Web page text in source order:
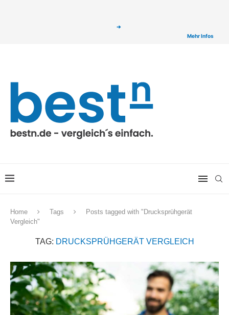
➔
Mehr Infos
Home Tags
Posts tagged with "Drucksprühgerät
Vergleich"
TAG: DRUCKSPRÜHGERÄT VERGLEICH